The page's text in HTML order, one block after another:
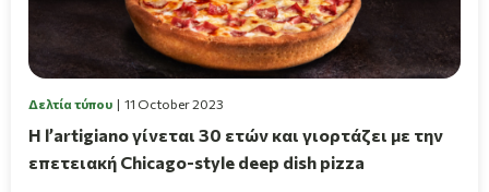
Δελτία τύπου 11 October 2023
Η l’artigiano γίνεται 30 ετών και γιορτάζει με την
επετειακή Chicago-style deep dish pizza